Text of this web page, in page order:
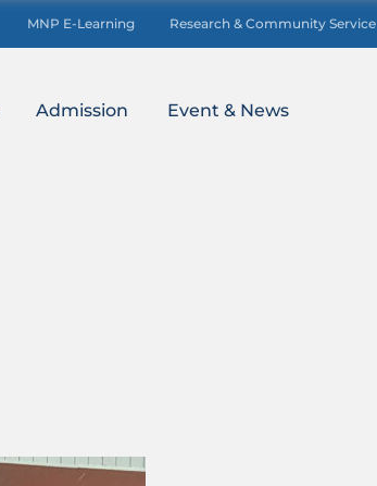
MNP E-Learning Research & Community Service
Admission Event & News